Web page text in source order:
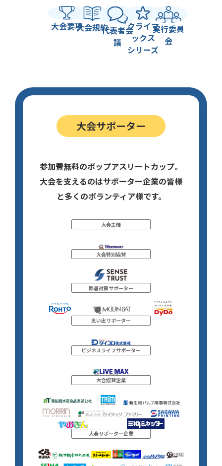
大会要項大会規約代表者会
議
クライマ
ックス
シリーズ
実行委員
会
大会サポーター
参加費無料のポップアスリートカップ。
大会を支えるのはサポーター企業の皆様
と多くのボランティア様です。
大会主催
大会特別協賛
酷暑対策サポーター
思い出サポーター
ビジネスライフサポーター
大会協賛企業
大会サポーター企業